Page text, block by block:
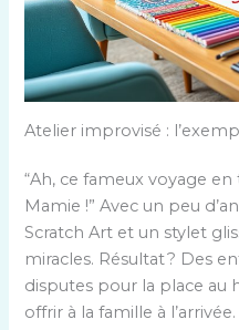
Atelier improvisé :
“Ah, ce fameux voyage
Mamie !” Avec un peu
Scratch Art et un stylet
miracles. Résultat ? Des
disputes pour la place au
offrir à la famille à